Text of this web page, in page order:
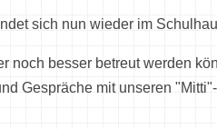
sich nun wieder im
noch besser betreut werden
Gespräche mit unseren